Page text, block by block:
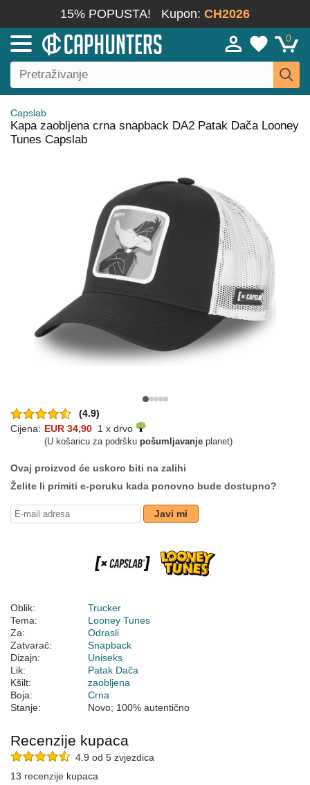
15% POPUSTA! Kupon: CH2026
0
Capslab
Kapa zaobljena crna snapback DA2 Patak Dača Looney
Tunes Capslab
(4.9)
Cijena: EUR 34,90 1 x drvo
(U košaricu za podršku pošumljavanje planet)
Ovaj proizvod će uskoro biti na zalihi
Želite li primiti e-poruku kada ponovno bude dostupno?
Javi mi
Oblik:
Trucker
Tema:
Looney Tunes
Za:
Odrasli
Zatvarač:
Snapback
Dizajn:
Uniseks
Lik:
Patak Dača
Kšilt:
zaobljena
Boja:
Crna
Stanje:
Novo; 100% autentično
Recenzije kupaca
4.9 od 5 zvjezdica
13 recenzije kupaca